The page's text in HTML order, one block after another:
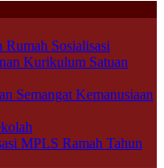
Sosialisasi
Kurikulum Satuan
Semangat Kemanusiaan
MPLS Ramah Tahun